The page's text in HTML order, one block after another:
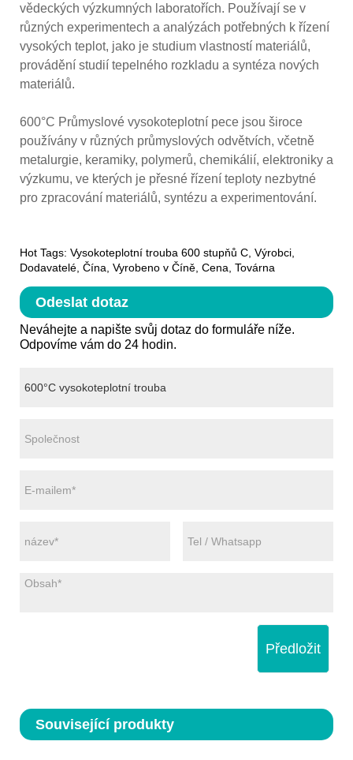
vědeckých výzkumných laboratořích. Používají se v
různých experimentech a analýzách potřebných k řízení
vysokých teplot, jako je studium vlastností materiálů,
provádění studií tepelného rozkladu a syntéza nových
materiálů.
600°C Průmyslové vysokoteplotní pece jsou široce
používány v různých průmyslových odvětvích, včetně
metalurgie, keramiky, polymerů, chemikálií, elektroniky a
výzkumu, ve kterých je přesné řízení teploty nezbytné
pro zpracování materiálů, syntézu a experimentování.
Hot Tags: Vysokoteplotní trouba 600 stupňů C, Výrobci,
Dodavatelé, Čína, Vyrobeno v Číně, Cena, Továrna
Odeslat dotaz
Neváhejte a napište svůj dotaz do formuláře níže.
Odpovíme vám do 24 hodin.
Předložit
Související produkty